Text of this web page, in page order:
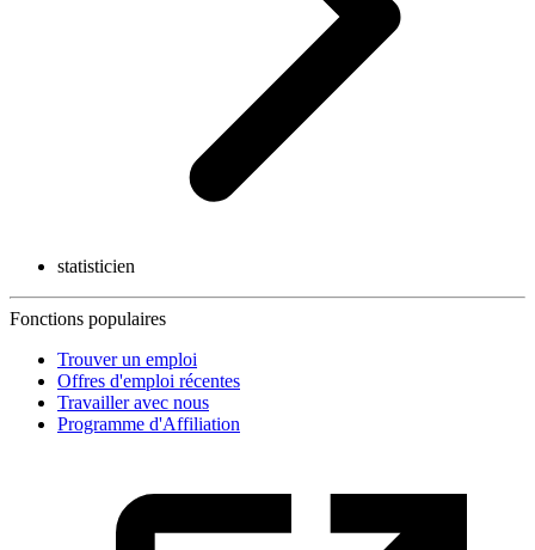
statisticien
Fonctions populaires
Trouver un emploi
Offres d'emploi récentes
Travailler avec nous
Programme d'Affiliation